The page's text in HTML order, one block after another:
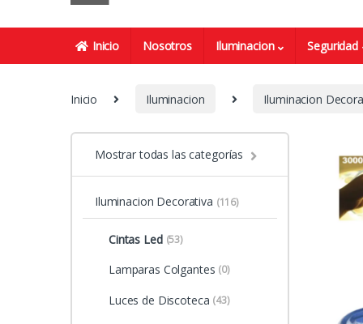
Inicio Nosotros Iluminacion Seguridad
Inicio Iluminacion Iluminacion
Mostrar todas las categorías
Iluminacion Decorativa (116)
Cintas Led (53)
Lamparas Colgantes (0)
Luces de Discoteca (43)